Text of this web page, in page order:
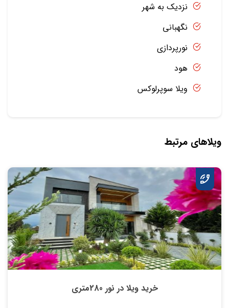
نزدیک به شهر
نگهبانی
نورپردازی
هود
ویلا سوپرلوکس
ویلاهای مرتبط
خرید ویلا در نور 280متری